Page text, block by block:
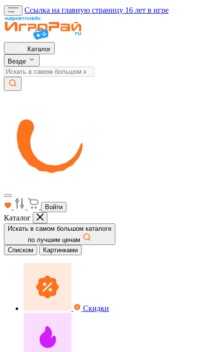
Ссылка на главную страницу 16 лет в игре
Каталог
Везде
Войти
Каталог
Искать в самом большом каталоге
по лучшим ценам
Списком
Картинками
Скидки